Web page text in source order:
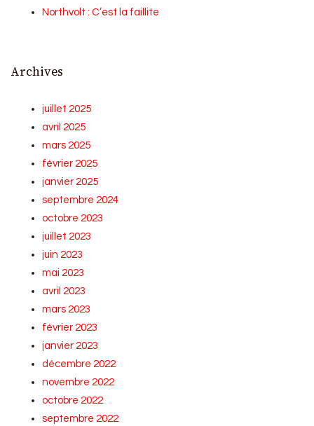
Northvolt : C’est la faillite
Archives
juillet 2025
avril 2025
mars 2025
février 2025
janvier 2025
septembre 2024
octobre 2023
juillet 2023
juin 2023
mai 2023
avril 2023
mars 2023
février 2023
janvier 2023
décembre 2022
novembre 2022
octobre 2022
septembre 2022